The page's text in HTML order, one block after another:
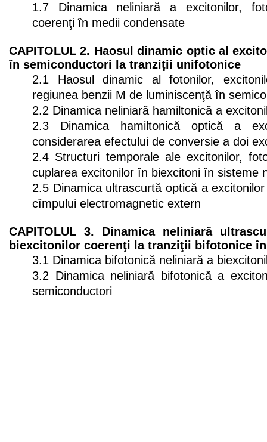
1.7 Dinamica neliniară a excitonilor,
coerenţi în medii condensate
CAPITOLUL 2. Haosul dinamic optic al
în semiconductori la tranziţii unifotonice
2.1 Haosul dinamic al fotonilor,
regiunea benzii M de luminiscenţă în
2.2 Dinamica neliniară hamiltonică a
2.3 Dinamica hamiltonică optică a
considerarea efectului de conversie a doi
2.4 Structuri temporale ale excitonilor,
cuplarea excitonilor în biexcitoni în sisteme
2.5 Dinamica ultrascurtă optică a
cîmpului electromagnetic extern
CAPITOLUL 3. Dinamica neliniară
biexcitonilor coerenţi la tranziţii bifotonice
3.1 Dinamica bifotonică neliniară a
3.2 Dinamica neliniară bifotonică a
semiconductori